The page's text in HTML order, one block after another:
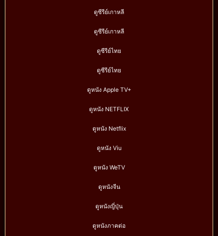
ดูซีรีย์เกาหลี
ดูซีรีย์เกาหลี
ดูซีรีย์ไทย
ดูซีรีย์ไทย
ดูหนัง Apple TV+
ดูหนัง NETFLIX
ดูหนัง Netflix
ดูหนัง Viu
ดูหนัง WeTV
ดูหนังจีน
ดูหนังญี่ปุ่น
ดูหนังภาคต่อ